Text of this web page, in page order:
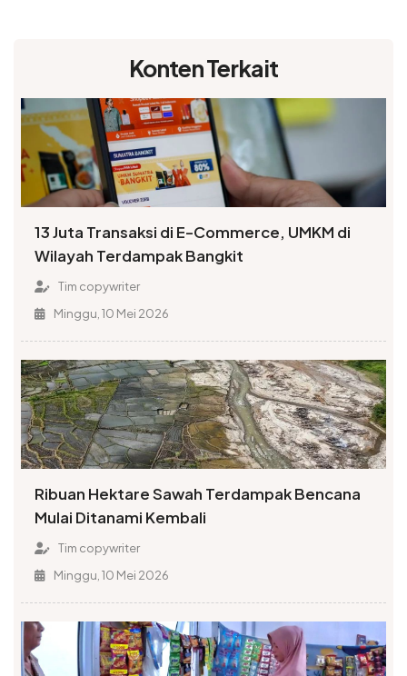
Konten Terkait
13 Juta Transaksi di E-Commerce, UMKM di
Wilayah Terdampak Bangkit
Tim copywriter
Minggu, 10 Mei 2026
Ribuan Hektare Sawah Terdampak Bencana
Mulai Ditanami Kembali
Tim copywriter
Minggu, 10 Mei 2026